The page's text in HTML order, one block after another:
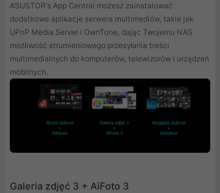
ASUSTOR's App Central możesz zainstalować
dodatkowe aplikacje serwera multimediów, takie jak
UPnP Media Server i OwnTone, dając Twojemu NAS
możliwość strumieniowego przesyłania treści
multimedialnych do komputerów, telewizorów i urządzeń
mobilnych.
Galeria zdjęć 3 + AiFoto 3